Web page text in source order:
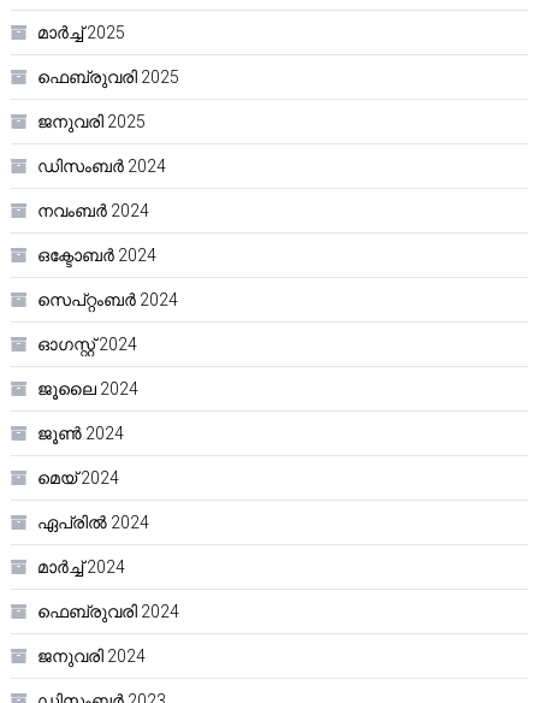
മാർച്ച്‌ 2025
ഫെബ്രുവരി 2025
ജനുവരി 2025
ഡിസംബർ 2024
നവംബർ 2024
ഒക്ടോബർ 2024
സെപ്റ്റംബർ 2024
ഓഗസ്റ്റ്‌ 2024
ജൂലൈ 2024
ജൂൺ 2024
മെയ്‌ 2024
ഏപ്രിൽ 2024
മാർച്ച്‌ 2024
ഫെബ്രുവരി 2024
ജനുവരി 2024